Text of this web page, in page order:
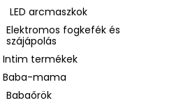
LED arcmaszkok
Elektromos fogkefék és
szájápolás
Intim termékek
Baba-mama
Babaőrök